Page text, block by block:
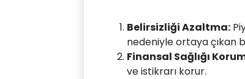
Belirsizliği Azaltma:
nedeniyle ortaya çıkan
Finansal Sağlığı
ve istikrarı korur.